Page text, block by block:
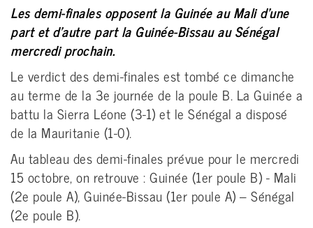
Les demi-finales opposent la Guinée au Mali d’une
part et d’autre part la Guinée-Bissau au Sénégal
mercredi prochain.
Le verdict des demi-finales est tombé ce dimanche
au terme de la 3e journée de la poule B. La Guinée a
battu la Sierra Léone (3-1) et le Sénégal a disposé
de la Mauritanie (1-0).
Au tableau des demi-finales prévue pour le mercredi
15 octobre, on retrouve : Guinée (1er poule B) - Mali
(2e poule A), Guinée-Bissau (1er poule A) – Sénégal
(2e poule B).